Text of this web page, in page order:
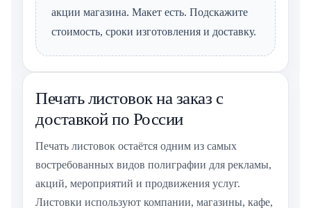
акции магазина. Макет есть. Подскажите
стоимость, сроки изготовления и доставку.
Печать листовок на заказ с
доставкой по России
Печать листовок остаётся одним из самых
востребованных видов полиграфии для рекламы,
акций, мероприятий и продвижения услуг.
Листовки используют компании, магазины, кафе,